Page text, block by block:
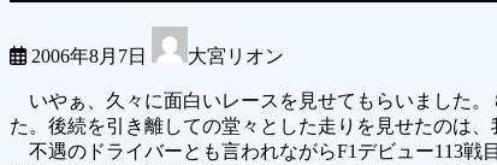
2006年8月7日 大宮リオン
いやぁ、久々に面白いレースを見せてもらいました。
た。後続を引き離しての堂々とした走りを見せたのは、
不遇のドライバーとも言われながらF1デビュー113戦